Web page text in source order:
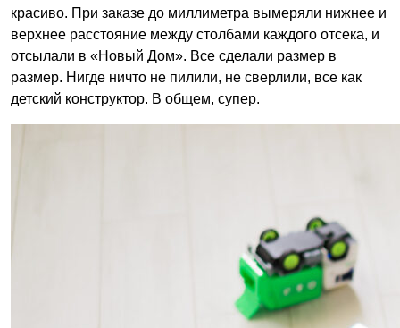
красиво. При заказе до миллиметра вымеряли нижнее и
верхнее расстояние между столбами каждого отсека, и
отсылали в «Новый Дом». Все сделали размер в
размер. Нигде ничто не пилили, не сверлили, все как
детский конструктор. В общем, супер.